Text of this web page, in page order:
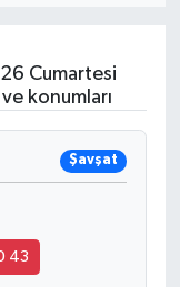
Cumartesi
konumları
Şavşat
43